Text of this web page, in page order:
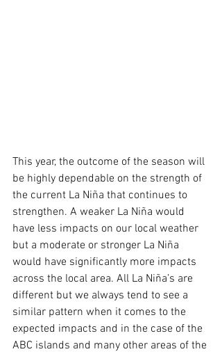
This year, the outcome of the season will
be highly dependable on the strength of
the current La Niña that continues to
strengthen. A weaker La Niña would
have less impacts on our local weather
but a moderate or stronger La Niña
would have significantly more impacts
across the local area. All La Niña’s are
different but we always tend to see a
similar pattern when it comes to the
expected impacts and in the case of the
ABC islands and many other areas of the